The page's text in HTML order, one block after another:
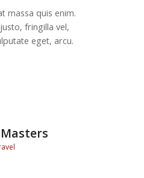
massa quis enim.
fringilla vel,
eget, arcu.